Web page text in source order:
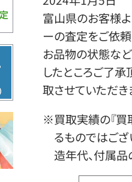
富山県のお客様よ
ーの査定をご依
お品物の状態など
したところご了
取させていただき
※買取実績の『買
るものではござ
造年代、付属品